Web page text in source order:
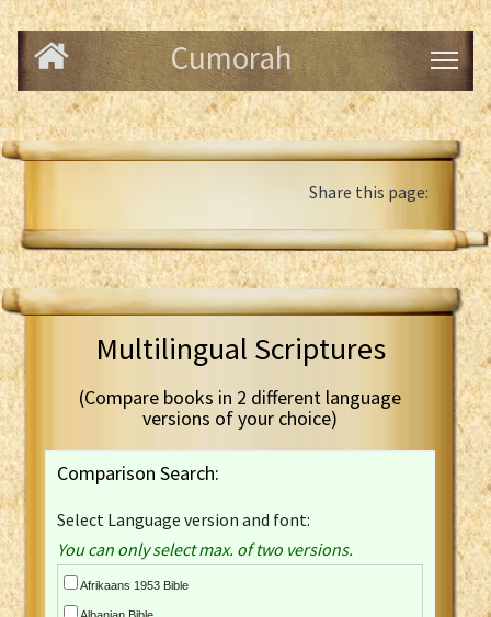
Cumorah
Share this page:
Multilingual Scriptures
(Compare books in 2 different language
versions of your choice)
Comparison Search:
Select Language version and font:
You can only select max. of two versions.
Afrikaans 1953 Bible